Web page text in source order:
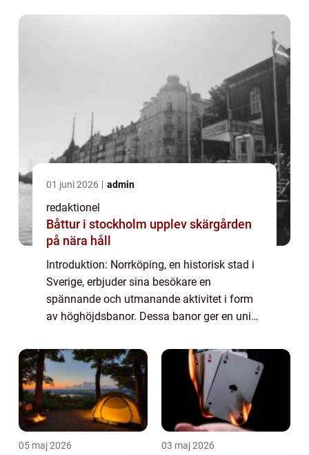
01 juni 2026 admin
redaktionel
Båttur i stockholm upplev skärgården
på nära håll
Introduktion: Norrköping, en historisk stad i
Sverige, erbjuder sina besökare en
spännande och utmanande aktivitet i form
av höghöjdsbanor. Dessa banor ger en unik
gränser och samtidigt njuta av vacker na...
05 maj 2026 03 maj 2026